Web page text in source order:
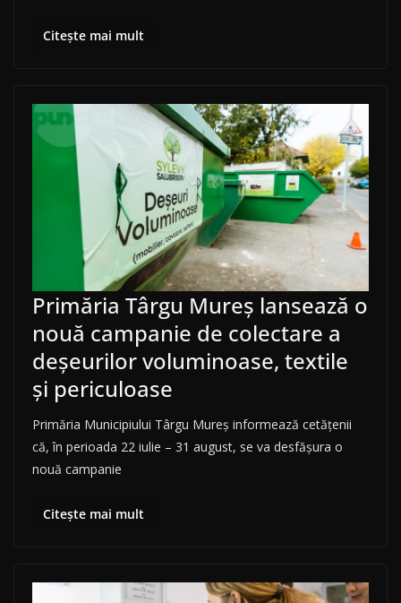
Citește mai mult
Primăria Târgu Mureș lansează o
nouă campanie de colectare a
deșeurilor voluminoase, textile
și periculoase
Primăria Municipiului Târgu Mureș informează cetățenii
că, în perioada 22 iulie – 31 august, se va desfășura o
nouă campanie
Citește mai mult